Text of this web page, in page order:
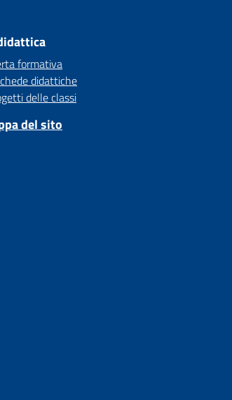
formativa
didattiche
delle classi
del sito